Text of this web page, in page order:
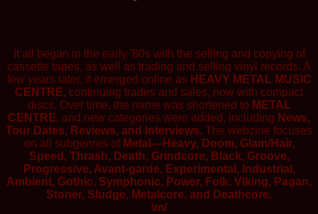
It all began in the early '80s with the selling and copying of
cassette tapes, as well as trading and selling vinyl records. A
few years later, it emerged online as HEAVY METAL MUSIC
CENTRE, continuing trades and sales, now with compact
discs. Over time, the name was shortened to METAL
CENTRE, and new categories were added, including News,
Tour Dates, Reviews, and Interviews. The webzine focuses
on all subgenres of Metal—Heavy, Doom, Glam/Hair,
Speed, Thrash, Death, Grindcore, Black, Groove,
Progressive, Avant-garde, Experimental, Industrial,
Ambient, Gothic, Symphonic, Power, Folk, Viking, Pagan,
Stoner, Sludge, Metalcore, and Deathcore.
\m/